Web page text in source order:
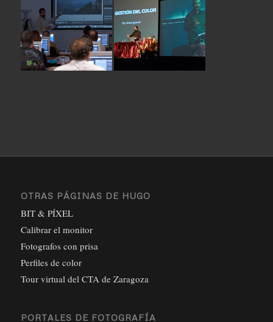
OTRAS PÁGINAS DE HUGO
BIT & PÍXEL
Calibrar el monitor
Fotografos con prisa
Perfiles de color
Tour virtual del CTA de Zaragoza
PORTALES DE FOTOGRAFÍA